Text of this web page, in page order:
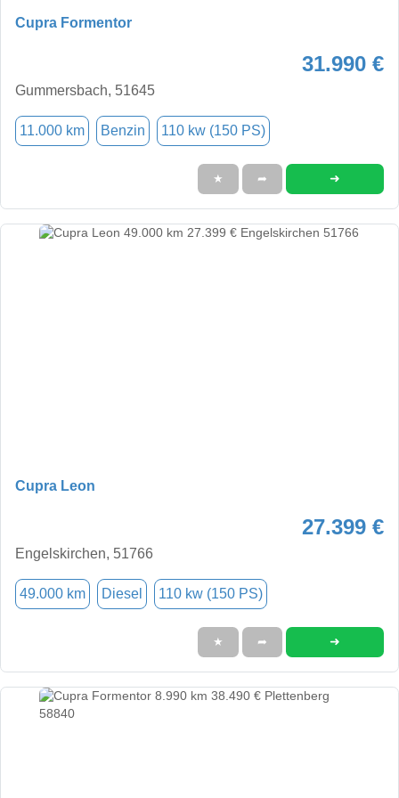
Cupra Formentor
31.990 €
Gummersbach, 51645
11.000 km Benzin 110 kw (150 PS)
★ ➦ ➜
Cupra Leon
27.399 €
Engelskirchen, 51766
49.000 km Diesel 110 kw (150 PS)
★ ➦ ➜